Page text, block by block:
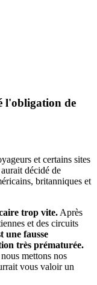
l'obligation de
et certains sites
décidé de
britanniques et
trop vite.Après
et des circuits
une fausse
très prématurée.
mettons nos
vous valoir un